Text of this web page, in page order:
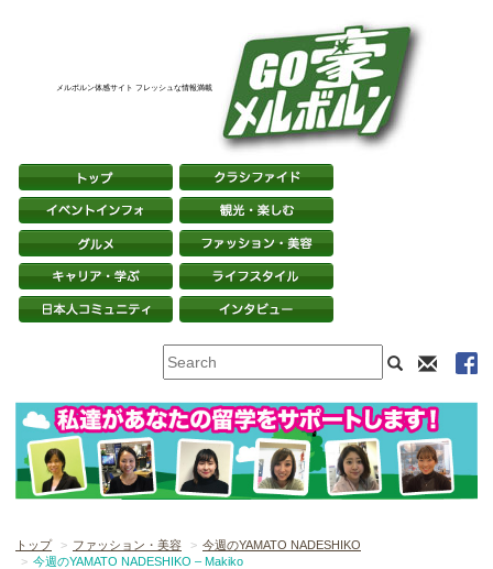
メルボルン体感サイト フレッシュな情報満載
トップ ファッション・美容
今週のYAMATO NADESHIKO
今週のYAMATO NADESHIKO – Makiko